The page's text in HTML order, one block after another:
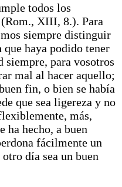
todos los
XIII, 8.). Para
siempre distinguir
haya podido tener
siempre, para vosotros
mal al hacer aquello;
fin, o bien se había
que sea ligereza y no
más,
ha hecho, a buen
fácilmente un
día sea un buen